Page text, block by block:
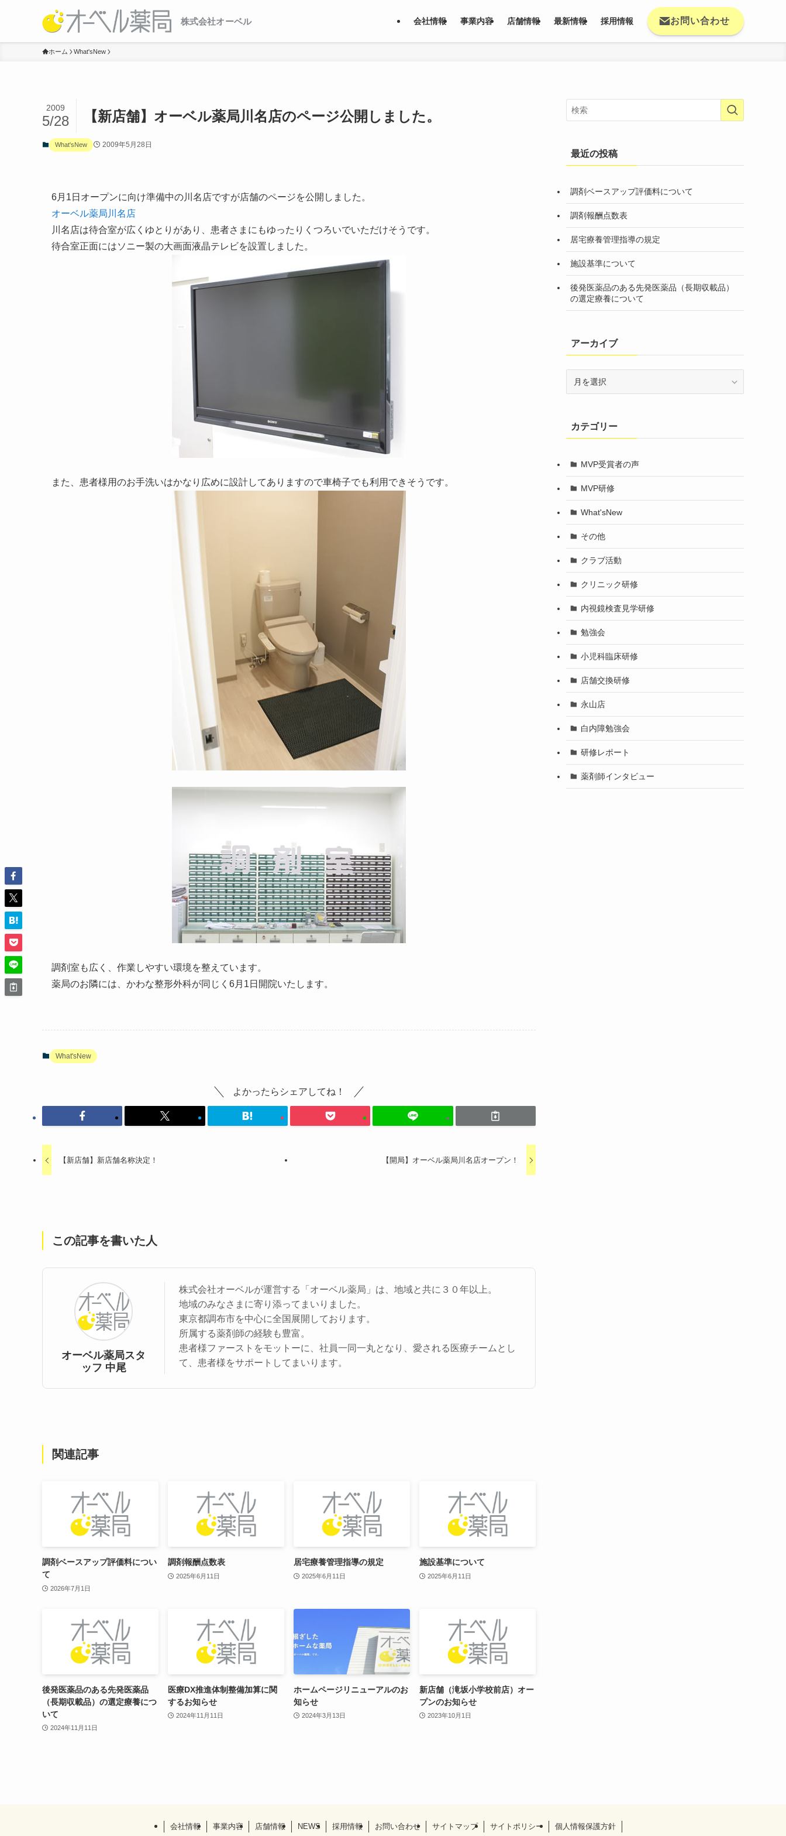
株式会社オーベル 会社情報 事業内容 店舗情報 最新情報 採用情報 お問い合わせ
ホーム What'sNew
【新店舗】オーベル薬局川名店のページ公開しました。
2009
5/28
What'sNew 2009年5月28日
6月1日オープンに向け準備中の川名店ですが店舗のページを公開しました。
オーベル薬局川名店
川名店は待合室が広くゆとりがあり、患者さまにもゆったりくつろいでいただけそうです。
待合室正面にはソニー製の大画面液晶テレビを設置しました。
また、患者様用のお手洗いはかなり広めに設計してありますので車椅子でも利用できそうです。
調剤室も広く、作業しやすい環境を整えています。
薬局のお隣には、かわな整形外科が同じく6月1日開院いたします。
What'sNew
よかったらシェアしてね！
【新店舗】新店舗名称決定！ 【開局】オーベル薬局川名店オープン！
この記事を書いた人
オーベル薬局スタ
ッフ 中尾
株式会社オーベルが運営する「オーベル薬局」は、地域と共に３０年以上。
地域のみなさまに寄り添ってまいりました。
東京都調布市を中心に全国展開しております。
所属する薬剤師の経験も豊富。
患者様ファーストをモットーに、社員一同一丸となり、愛される医療チームとし
て、患者様をサポートしてまいります。
関連記事
調剤ベースアップ評価料につい
て
2026年7月1日
調剤報酬点数表
2025年6月11日
居宅療養管理指導の規定
2025年6月11日
施設基準について
2025年6月11日
後発医薬品のある先発医薬品
（長期収載品）の選定療養につ
いて
2024年11月11日
医療DX推進体制整備加算に関
するお知らせ
2024年11月11日
ホームページリニューアルのお
知らせ
2024年3月13日
新店舗（滝坂小学校前店）オー
プンのお知らせ
2023年10月1日
最近の投稿
調剤ベースアップ評価料について
調剤報酬点数表
居宅療養管理指導の規定
施設基準について
後発医薬品のある先発医薬品（長期収載品）
の選定療養について
アーカイブ
ブカテゴリー
MVP受賞者の声
MVP研修
What'sNew
その他
クラブ活動
クリニック研修
内視鏡検査見学研修
勉強会
小児科臨床研修
店舗交換研修
永山店
白内障勉強会
研修レポート
薬剤師インタビュー
会社情報 事業内容 店舗情報 NEWS 採用情報 お問い合わせ サイトマップ サイトポリシー 個人情報保護方針